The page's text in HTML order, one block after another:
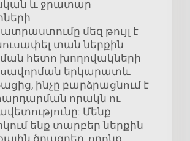
և ջրատար
մեզ թույլ է
տան ներքին
հետո խողովակների
երկարատև
ինչը բարձրացնում է
որակն ու
Մենք
ենք տարբեր ներքին
ծրագրեր, որոնք